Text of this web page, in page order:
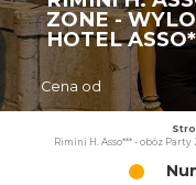
ZONE -
HOTEL
Cena od
Rimini H. Asso*** - obóz Party